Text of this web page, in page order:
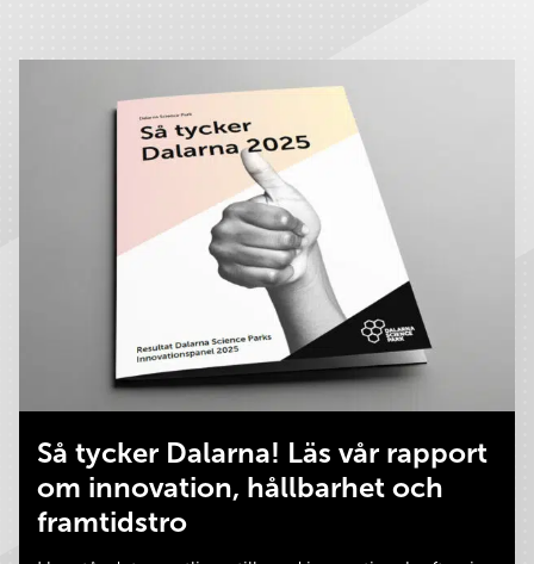
Så tycker Dalarna! Läs vår rapport
om innovation, hållbarhet och
framtidstro